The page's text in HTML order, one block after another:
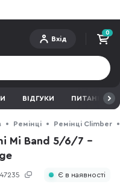
Вхід
0
ВІДГУКИ ПИТАННЯ ТА
Ремінці Ремінці Climber
Mi Band 5/6/7 -
Є в наявності